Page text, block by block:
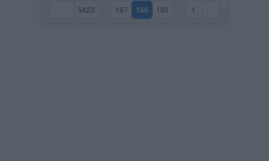
5423 187 186(aktuální strana)
185 1